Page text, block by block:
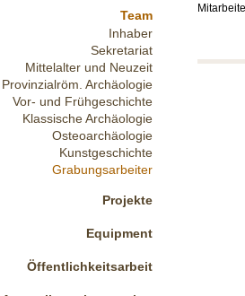
Team
Inhaber
Sekretariat
Mittelalter und Neuzeit
Provinzialröm. Archäologie
Vor- und Frühgeschichte
Klassische Archäologie
Osteoarchäologie
Kunstgeschichte
Grabungsarbeiter
Projekte
Equipment
Öffentlichkeitsarbeit